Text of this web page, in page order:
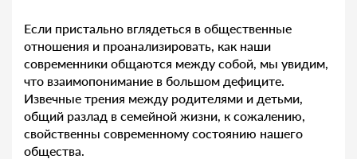
Если пристально вглядеться в общественные
отношения и проанализировать, как наши
современники общаются между собой, мы увидим,
что взаимопонимание в большом дефиците.
Извечные трения между родителями и детьми,
общий разлад в семейной жизни, к сожалению,
свойственны современному состоянию нашего
общества.